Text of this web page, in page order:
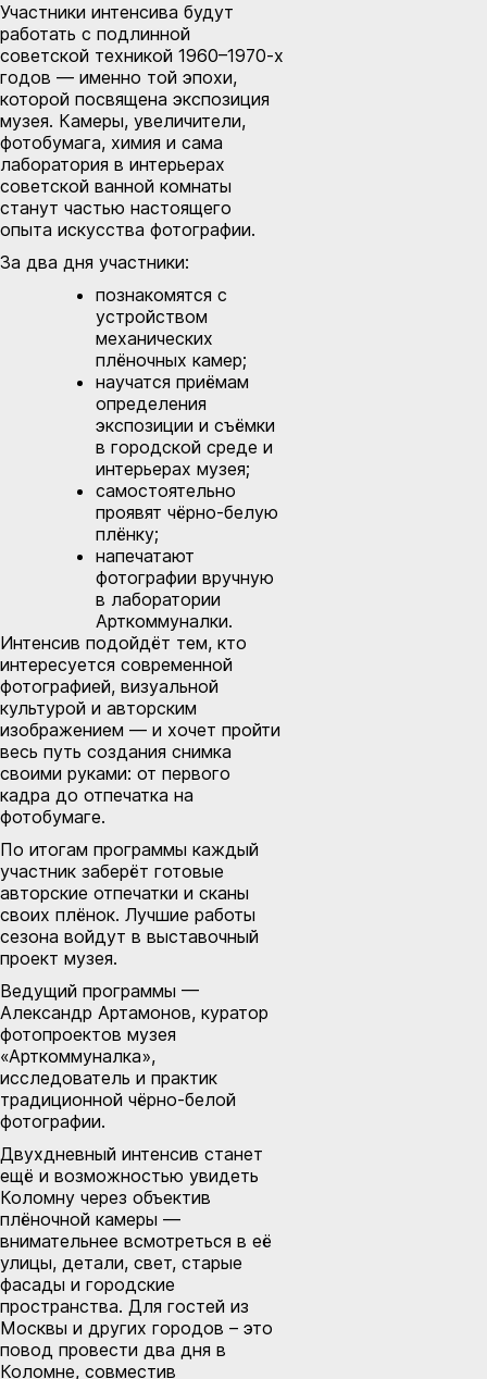
Участники интенсива будут
работать с подлинной
советской техникой 1960–1970-х
годов — именно той эпохи,
которой посвящена экспозиция
музея. Камеры, увеличители,
фотобумага, химия и сама
лаборатория в интерьерах
советской ванной комнаты
станут частью настоящего
опыта искусства фотографии.
За два дня участники:
познакомятся с
устройством
механических
плёночных камер;
научатся приёмам
определения
экспозиции и съёмки
в городской среде и
интерьерах музея;
самостоятельно
проявят чёрно-белую
плёнку;
напечатают
фотографии вручную
в лаборатории
Арткоммуналки.
Интенсив подойдёт тем, кто
интересуется современной
фотографией, визуальной
культурой и авторским
изображением — и хочет пройти
весь путь создания снимка
своими руками: от первого
кадра до отпечатка на
фотобумаге.
По итогам программы каждый
участник заберёт готовые
авторские отпечатки и сканы
своих плёнок. Лучшие работы
сезона войдут в выставочный
проект музея.
Ведущий программы —
Александр Артамонов, куратор
фотопроектов музея
«Арткоммуналка»,
исследователь и практик
традиционной чёрно-белой
фотографии.
Двухдневный интенсив станет
ещё и возможностью увидеть
Коломну через объектив
плёночной камеры —
внимательнее всмотреться в её
улицы, детали, свет, старые
фасады и городские
пространства. Для гостей из
Москвы и других городов – это
повод провести два дня в
Коломне, совместив